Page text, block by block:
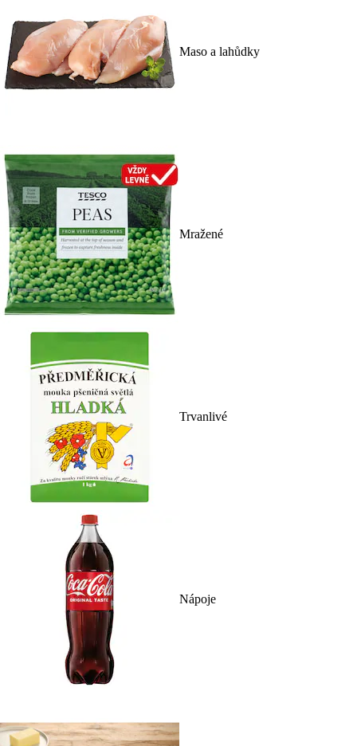
Maso a lahůdky
Mražené
Trvanlivé
Nápoje